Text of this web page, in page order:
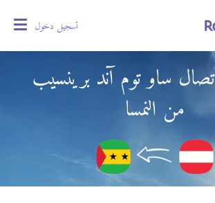
تسجيل دخول
ساو توم آند برينسيب
من النمسا